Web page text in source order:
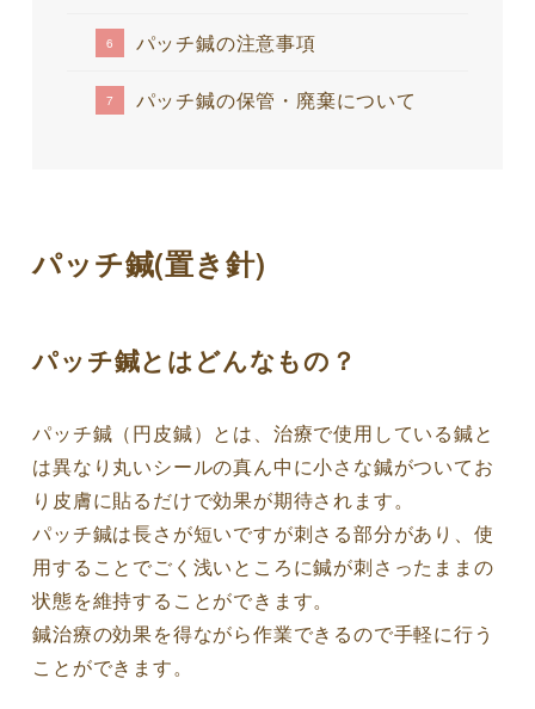
パッチ鍼の注意事項
パッチ鍼の保管・廃棄について
パッチ鍼(置き針)
パッチ鍼とはどんなもの？
パッチ鍼（円皮鍼）とは、治療で使用している鍼と
は異なり丸いシールの真ん中に小さな鍼がついてお
り皮膚に貼るだけで効果が期待されます。
パッチ鍼は長さが短いですが刺さる部分があり、使
用することでごく浅いところに鍼が刺さったままの
状態を維持することができます。
鍼治療の効果を得ながら作業できるので手軽に行う
ことができます。